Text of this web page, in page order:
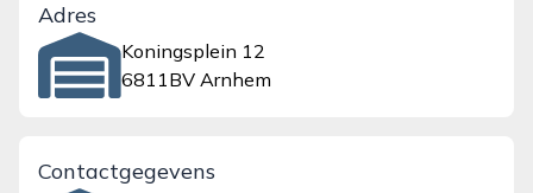
Adres
Koningsplein 12
6811BV Arnhem
Contactgegevens